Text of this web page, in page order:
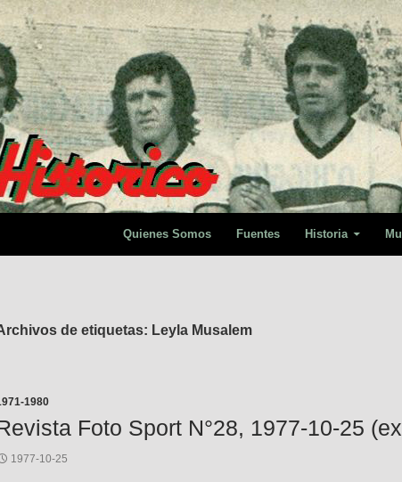
Quienes Somos Fuentes Historia
de etiquetas: Leyla Musalem
1980
Foto Sport N°28, 1977-10-25
1977-10-25